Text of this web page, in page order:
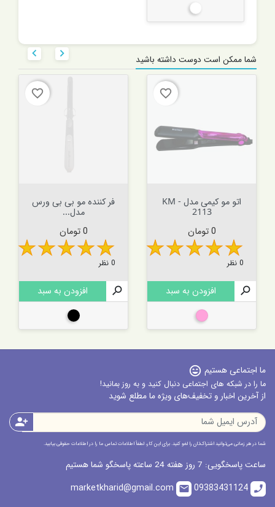
سفید
شما ممکن است دوست داشته باشید 
favorite_border
اتو مو کیمی مدل KM -
2113
قیمت
0 تومان
0 نظر

افزودن به سبد
صورتی
favorite_border
فر کننده مو بی بی ورس
مدل...
قیمت
0 تومان
0 نظر

افزودن به سبد
مشکی

ما اجتماعی هستیم sentiment_very_satisfied
ما را در شبکه های اجتماعی دنبال کنید و به روز بمانید!
از آخرین اخبار و تخفیف‌های ویژه ما مطلع شوید
person_add
شما در هر زمانی می‌توانید اشتراک‌تان را لغو کنید. برای این کار، لطفاً اطلاعات تماس ما را در اطلاعات حقوقی بیابید.
ساعت پاسخگویی: 7 روز هفته 24 ساعته پاسخگو شما هستیم
call
09383431124
email